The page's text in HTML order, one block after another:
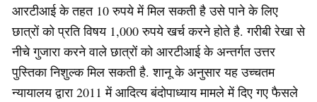
आरटीआई के तहत 10 रुपये में मिल सकती है उसे पाने के लिए
छात्रों को प्रति विषय 1,000 रुपये खर्च करने होते है. गरीबी रेखा से
नीचे गुजारा करने वाले छात्रों को आरटीआई के अन्तर्गत उत्तर
पुस्तिका निशुल्क मिल सकती है. शानू के अनुसार यह उच्चतम
न्यायालय द्वारा 2011 में आदित्य बंदोपाध्याय मामले में दिए गए फैसले